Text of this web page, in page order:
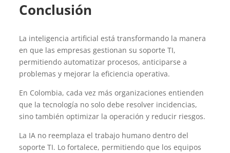
Conclusión
La inteligencia artificial está transformando la manera
en que las empresas gestionan su soporte TI,
permitiendo automatizar procesos, anticiparse a
problemas y mejorar la eficiencia operativa.
En Colombia, cada vez más organizaciones entienden
que la tecnología no solo debe resolver incidencias,
sino también optimizar la operación y reducir riesgos.
La IA no reemplaza el trabajo humano dentro del
soporte TI. Lo fortalece, permitiendo que los equipos